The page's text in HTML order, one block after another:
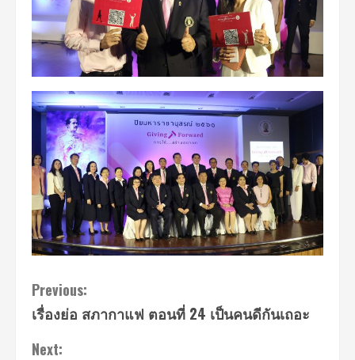
Continue
Reading
Previous:
เรื่องย่อ สภากาแฟ ตอนที่ 24 เป็นคนดีกันเถอะ
Next: